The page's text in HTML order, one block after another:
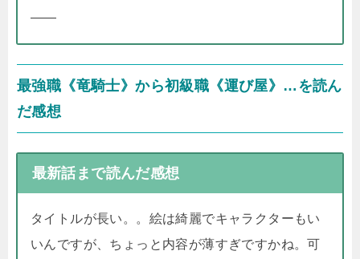
――
最強職《竜騎士》から初級職《運び屋》…を読ん
だ感想
最新話まで読んだ感想
タイトルが長い。。絵は綺麗でキャラクターもい
いんですが、ちょっと内容が薄すぎですかね。可